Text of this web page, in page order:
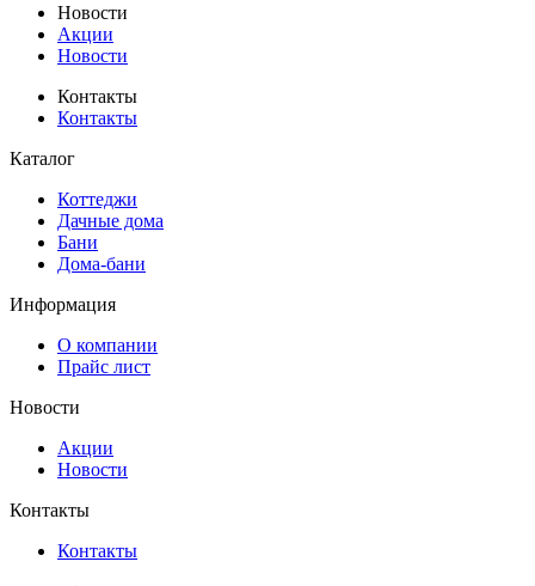
Новости
Акции
Новости
Контакты
Контакты
Каталог
Коттеджи
Дачные дома
Бани
Дома-бани
Информация
О компании
Прайс лист
Новости
Акции
Новости
Контакты
Контакты